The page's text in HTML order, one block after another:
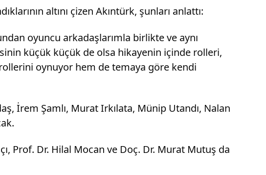
altını çizen Akıntürk, şunları anlattı:
oyuncu arkadaşlarımla birlikte ve aynı
küçük küçük de olsa hikayenin içinde rolleri,
oynuyor hem de temaya göre kendi
İrem Şamlı, Murat Irkılata, Münip Utandı, Nalan
Prof. Dr. Hilal Mocan ve Doç. Dr. Murat Mutuş da